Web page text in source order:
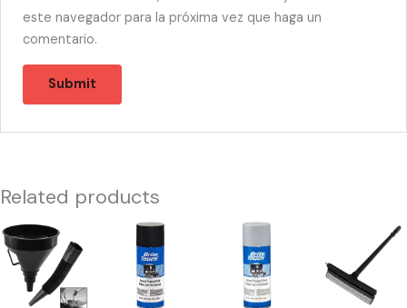
este navegador para la próxima vez que haga un
comentario.
Related products
43132
CONO
PARA
55726
PINTURA
NEGRA
55744
PINTURA
PRIMER
LIMPIADOR
PARABRISAS